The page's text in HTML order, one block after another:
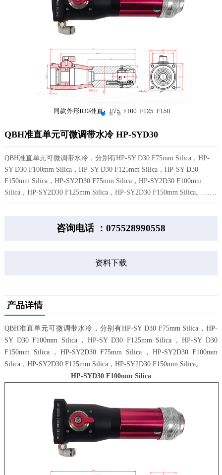
QBH准直单元可微调带水冷 HP-SYD30
QBH准直单元可微调带水冷，分别有HP-SY D30 F75mm Silica，HP-
SY D30 F100mm Silica，HP-SY D30 F125mm Silica，HP-SY D30
F150mm Silica，HP-SY2D30 F75mm Silica，HP-SY2D30 F100mm
Silica，HP-SY2D30 F125mm Silica，HP-SY2D30 F150mm Silica。……
咨询电话 ：075528990558
资料下载
产品详情
QBH准直单元可微调带水冷，分别有HP-SY D30 F75mm Silica，HP-
SY D30 F100mm Silica，HP-SY D30 F125mm Silica，HP-SY D30
F150mm Silica，HP-SY2D30 F75mm Silica，HP-SY2D30 F100mm
Silica，HP-SY2D30 F125mm Silica，HP-SY2D30 F150mm Silica。
HP-SYD30 F100mm Silica